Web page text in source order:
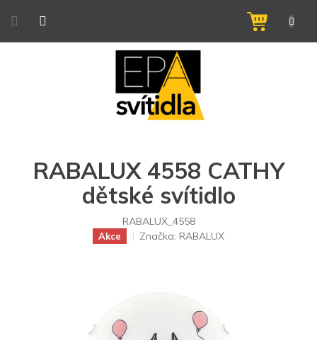
NÁKUPNÍ
KOŠÍK
RABALUX 4558 CATHY
dětské svítidlo
RABALUX_4558
Akce Značka: RABALUX